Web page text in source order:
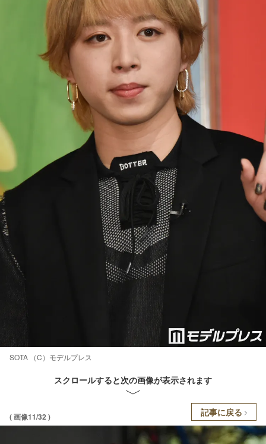
SOTA （C）モデルプレス
スクロールすると次の画像が表示されます
( 画像11/32 ) 記事に戻る